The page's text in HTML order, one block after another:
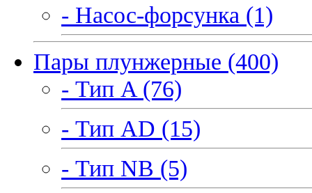
- Насос-форсунка (1)
Пары плунжерные (400)
- Тип A (76)
- Тип AD (15)
- Тип NB (5)